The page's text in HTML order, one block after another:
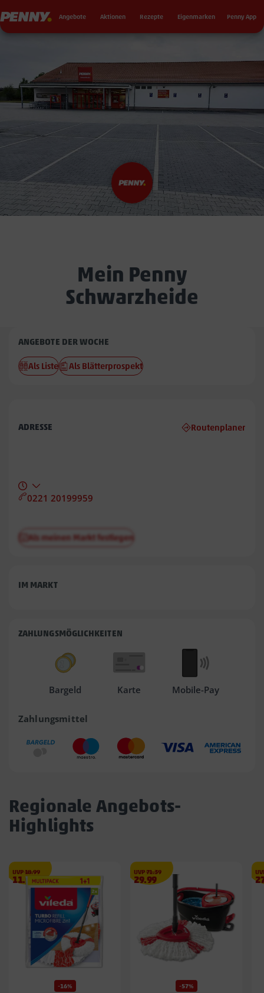
Penny Angebote Aktionen Rezepte Eigenmarken Penny App
Mein Penny
Schwarzheide
Penny
Schwarzheide
ANGEBOTE DER WOCHE
Als Liste Als Blätterprospekt
ADRESSE Routenplaner
0221 20199959
Als meinen Markt festlegen
IM MARKT
ZAHLUNGSMÖGLICHKEITEN
Bargeld Karte Mobile-Pay
Zahlungsmittel
Regionale Angebots-
Highlights
UVP18.99€
Angebotspreis
11.99
11.99
-16%
UVP71.39€
Angebotspreis
29.99
29.99
-57%